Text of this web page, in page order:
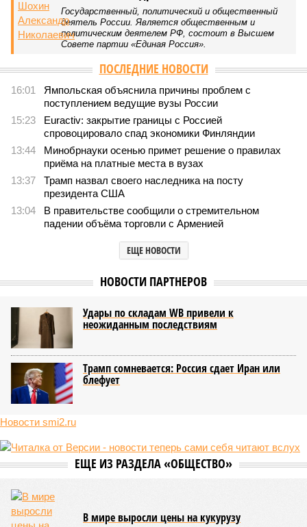
Государственный, политический и общественный
деятель России. Является общественным и
политическим деятелем РФ, состоит в Высшем
Совете партии «Единая Россия».
ПОСЛЕДНИЕ НОВОСТИ
16:01
Ямпольская объяснила причины проблем с
поступлением ведущие вузы России
15:23
Euractiv: закрытие границы с Россией
спровоцировало спад экономики Финляндии
13:44
Минобрнауки осенью примет решение о правилах
приёма на платные места в вузах
13:37
Трамп назвал своего наследника на посту
президента США
13:04
В правительстве сообщили о стремительном
падении объёма торговли с Арменией
ЕЩЕ НОВОСТИ
НОВОСТИ ПАРТНЕРОВ
Удары по складам WB привели к
неожиданным последствиям
Трамп сомневается: Россия сдает Иран или
блефует
Новости smi2.ru
ЕЩЕ ИЗ РАЗДЕЛА «ОБЩЕСТВО»
В мире выросли цены на кукурузу